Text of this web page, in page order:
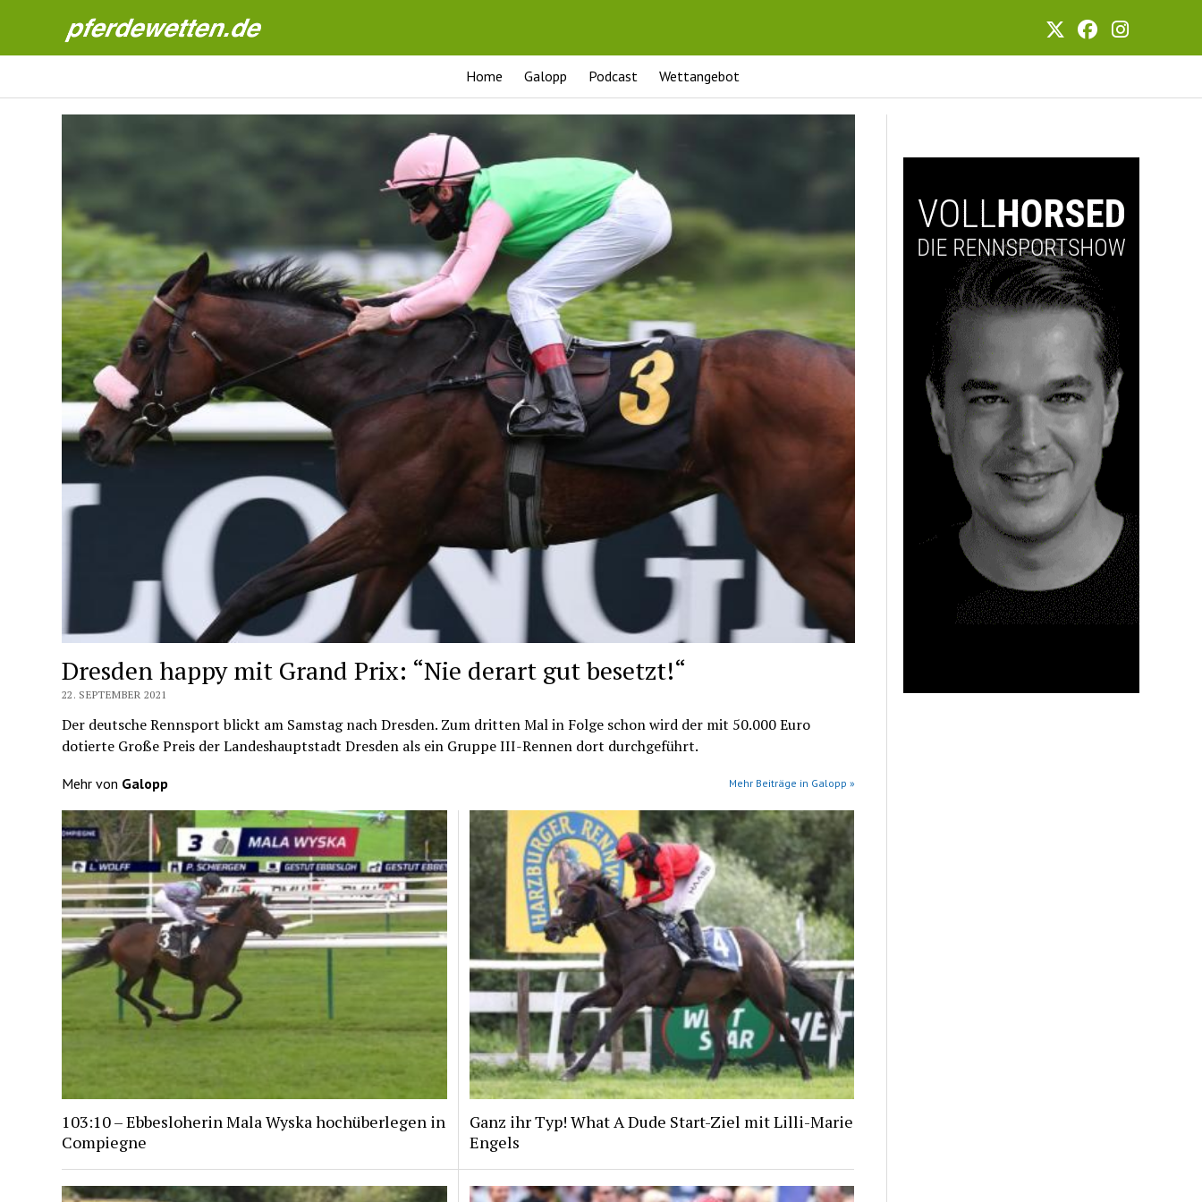
Pferdewetten News
Home Galopp Podcast Wettangebot
Dresden happy mit Grand Prix: “Nie derart gut besetzt!“
22. SEPTEMBER 2021
Der deutsche Rennsport blickt am Samstag nach Dresden. Zum dritten Mal in Folge schon wird der mit 50.000 Euro
dotierte Große Preis der Landeshauptstadt Dresden als ein Gruppe III-Rennen dort durchgeführt.
Mehr von Galopp Mehr Beiträge in Galopp »
103:10 – Ebbesloherin Mala Wyska hochüberlegen in
Compiegne
Ganz ihr Typ! What A Dude Start-Ziel mit Lilli-Marie
Engels